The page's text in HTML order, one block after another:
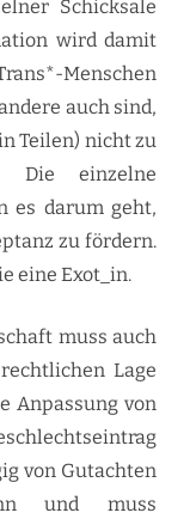
Schicksale
wird damit
Menschen
auch sind,
Teilen) nicht zu
Die einzelne
es darum geht,
zu fördern.
eine Exot_in.
muss auch
Lage
Anpassung von
von Gutachten
und muss